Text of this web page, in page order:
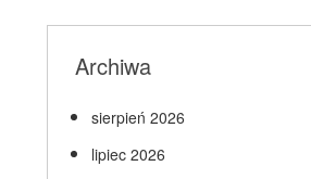
Archiwa
sierpień 2026
lipiec 2026